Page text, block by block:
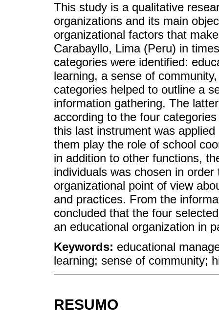
This study is a qualitative
organizations and its main
organizational factors that
Carabayllo, Lima (Peru) in
categories were identified:
learning, a sense of
categories helped to outline a
information gathering. The
according to the four
this last instrument was
them play the role of school
in addition to other functions,
individuals was chosen in
organizational point of view
and practices. From the
concluded that the four
an educational organization in
Keywords: educational
learning; sense of community;
RESUMO